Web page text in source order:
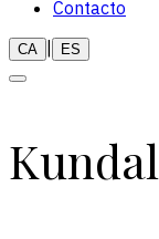
Contacto
CA ES
Kundal